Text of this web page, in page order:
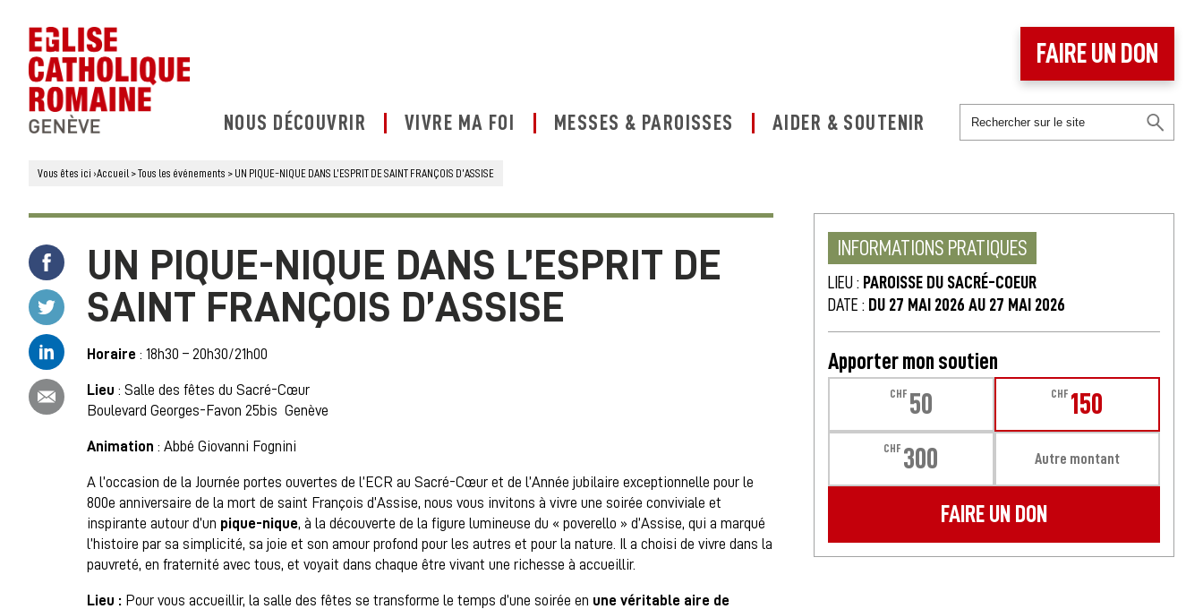
NOUS DÉCOUVRIR VIVRE MA FOI MESSES & PAROISSES AIDER & SOUTENIR
FAIRE UN DON
Vous êtes ici ›Accueil >Tous les événements > UN PIQUE-NIQUE DANS L’ESPRIT DE SAINT FRANÇOIS D’ASSISE
Partager ce contenu sur Facebook
Partager ce contenu sur Twitter
Partager ce contenu par email
UN PIQUE-NIQUE DANS L’ESPRIT DE
SAINT FRANÇOIS D’ASSISE
Horaire : 18h30 – 20h30/21h00
Lieu : Salle des fêtes du Sacré-Cœur
Boulevard Georges-Favon 25bis Genève
Animation : Abbé Giovanni Fognini
A l’occasion de la Journée portes ouvertes de l’ECR au Sacré-Cœur et de l’Année jubilaire exceptionnelle pour le
800e anniversaire de la mort de saint François d’Assise, nous vous invitons à vivre une soirée conviviale et
inspirante autour d’un pique-nique, à la découverte de la figure lumineuse du « poverello » d’Assise, qui a marqué
l’histoire par sa simplicité, sa joie et son amour profond pour les autres et pour la nature. Il a choisi de vivre dans la
pauvreté, en fraternité avec tous, et voyait dans chaque être vivant une richesse à accueillir.
Lieu : Pour vous accueillir, la salle des fêtes se transforme le temps d’une soirée en une véritable aire de
INFORMATIONS PRATIQUES
LIEU : PAROISSE DU SACRÉ-COEUR
DATE : DU 27 MAI 2026 AU 27 MAI 2026
Apporter mon soutien
CHF 50 CHF 150
CHF 300 Autre montant
FAIRE UN DON